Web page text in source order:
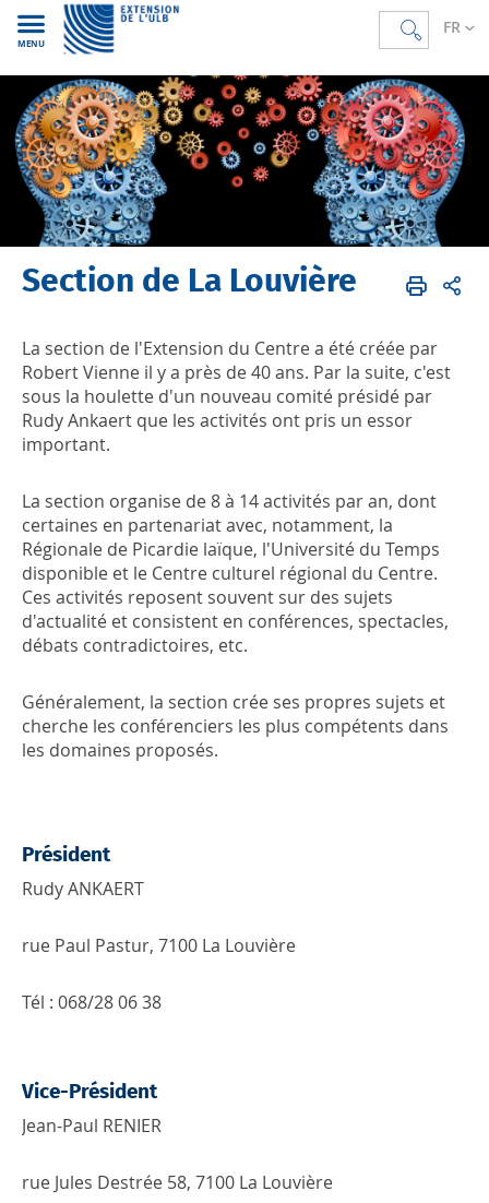
FR
MENU
Accueil FR Nos antennes
Section de La Louvière
La section de l'Extension du Centre a été créée par
Robert Vienne il y a près de 40 ans. Par la suite, c'est
sous la houlette d'un nouveau comité présidé par
Rudy Ankaert que les activités ont pris un essor
important.
La section organise de 8 à 14 activités par an, dont
certaines en partenariat avec, notamment, la
Régionale de Picardie laïque, l'Université du Temps
disponible et le Centre culturel régional du Centre.
Ces activités reposent souvent sur des sujets
d'actualité et consistent en conférences, spectacles,
débats contradictoires, etc.
Généralement, la section crée ses propres sujets et
cherche les conférenciers les plus compétents dans
les domaines proposés.
Président
Rudy ANKAERT
rue Paul Pastur, 7100 La Louvière
Tél : 068/28 06 38
Vice-Président
Jean-Paul RENIER
rue Jules Destrée 58, 7100 La Louvière